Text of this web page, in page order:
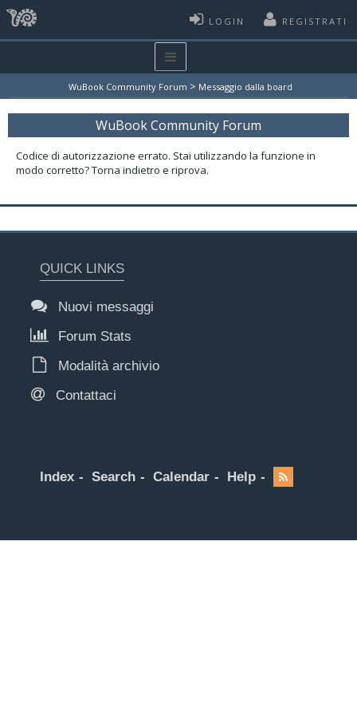
LOGIN REGISTRATI
WuBook Community Forum > Messaggio dalla board
WuBook Community Forum
Codice di autorizzazione errato. Stai utilizzando la funzione in
modo corretto? Torna indietro e riprova.
QUICK LINKS
Nuovi messaggi
Forum Stats
Modalità archivio
Contattaci
Index Search Calendar Help